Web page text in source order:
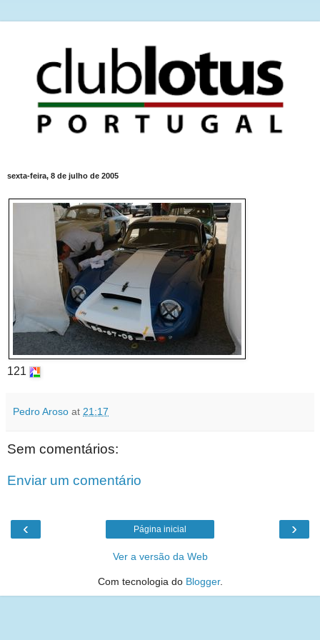
sexta-feira, 8 de julho de 2005
121
Pedro Aroso at 21:17
Sem comentários:
Enviar um comentário
‹ ›
Página inicial
Ver a versão da Web
Com tecnologia do Blogger.